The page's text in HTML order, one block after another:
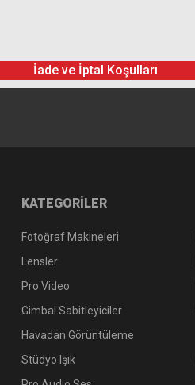
İade ve İptal Koşulları
KATEGORİLER
Fotoğraf Makineleri
Lensler
Pro Video
Gimbal Sabitleyiciler
Havadan Görüntüleme
Stüdyo Işık